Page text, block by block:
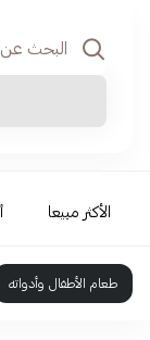
الأكثر مبيعا
طعام الأطفال وأدواته